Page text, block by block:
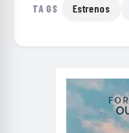
TAGS Estrenos